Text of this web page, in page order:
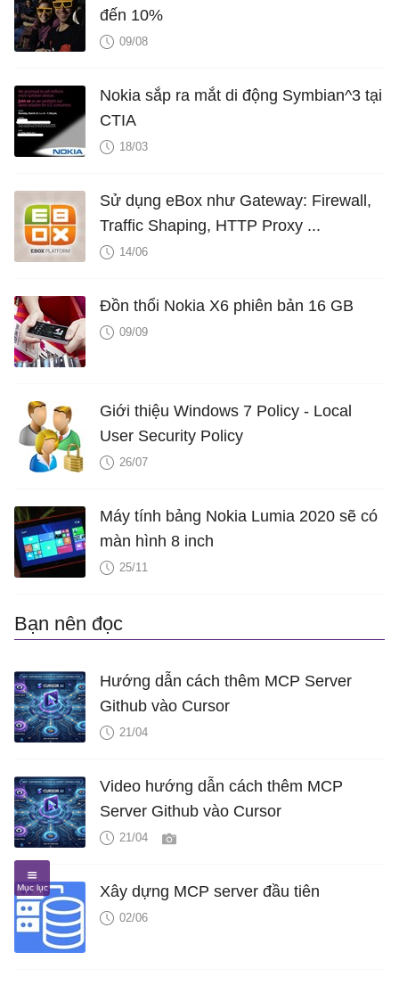
đến 10%
09/08
Nokia sắp ra mắt di động Symbian^3 tại
CTIA
18/03
Sử dụng eBox như Gateway: Firewall,
Traffic Shaping, HTTP Proxy ...
14/06
Đồn thổi Nokia X6 phiên bản 16 GB
09/09
Giới thiệu Windows 7 Policy - Local
User Security Policy
26/07
Máy tính bảng Nokia Lumia 2020 sẽ có
màn hình 8 inch
25/11
Bạn nên đọc
Hướng dẫn cách thêm MCP Server
Github vào Cursor
21/04
Video hướng dẫn cách thêm MCP
Server Github vào Cursor
21/04
Xây dựng MCP server đầu tiên
02/06